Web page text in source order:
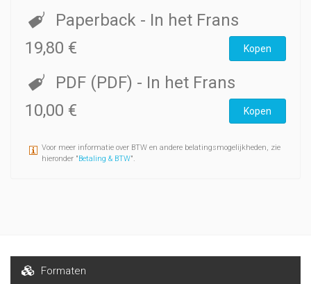
Paperback - In het Frans
19,80 €
Kopen
PDF (PDF) - In het Frans
10,00 €
Kopen
Voor meer informatie over BTW en andere belatingsmogelijkheden, zie
hieronder "Betaling & BTW".
Formaten